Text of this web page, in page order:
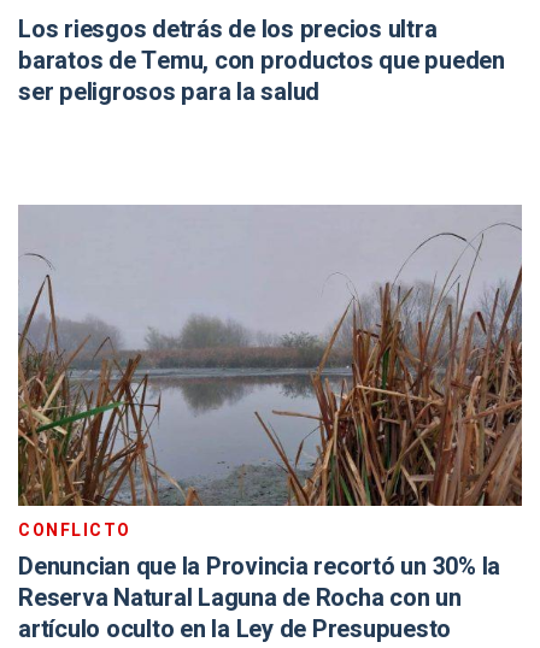
Los riesgos detrás de los precios ultra
baratos de Temu, con productos que pueden
ser peligrosos para la salud
CONFLICTO
Denuncian que la Provincia recortó un 30% la
Reserva Natural Laguna de Rocha con un
artículo oculto en la Ley de Presupuesto